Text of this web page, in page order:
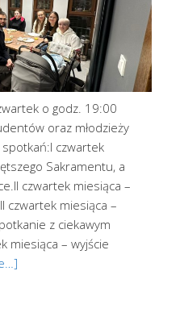
o godz. 19:00
oraz młodzieży
czwartek
Sakramentu, a
czwartek miesiąca –
czwartek miesiąca –
z ciekawym
miesiąca – wyjście